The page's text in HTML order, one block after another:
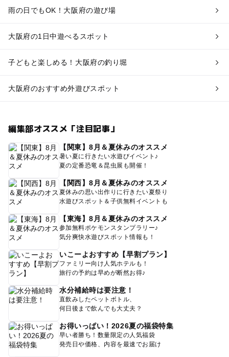
雨の日でもOK！大阪府の遊び場
大阪府の1日中遊べるスポット
子どもと楽しめる！大阪府の釣り堀
大阪府のおすすめ外遊びスポット
編集部オススメ「注目記事」
【関東】8月＆夏休みのオススメ
暑い夏に行きたい水遊びイベント♪
夏の定番恐竜＆昆虫展も開催！
【関西】8月＆夏休みのオススメ
夏休みの思い出作りに行きたい夏祭り
水遊びスポット＆子供無料イベントも
【東海】8月＆夏休みのオススメ
参加無料ポケモンスタンプラリー♪
気分爽快水遊びスポット情報も！
いこーよおすすめ【早割プラン】
ファミリー向け人気ホテルも！
旅行の予約は早めが断然お得♪
水分補給時は要注意！
直飲みしたペットボトル、
何日後まで飲んでも大丈夫？
お得いっぱい！2026夏の福袋特集
早い者勝ち！数量限定の人気福袋
発売日や価格、内容を最速でお届け